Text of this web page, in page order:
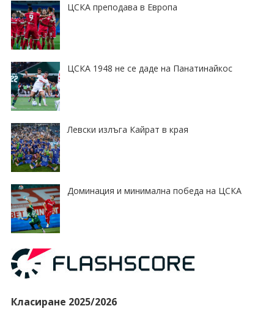
ЦСКА преподава в Европа
ЦСКА 1948 не се даде на Панатинайкос
Левски излъга Кайрат в края
Доминация и минимална победа на ЦСКА
Класиране 2025/2026